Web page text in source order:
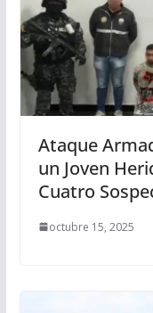
Ataque
un Joven
Cuatro
octubre 15, 2025